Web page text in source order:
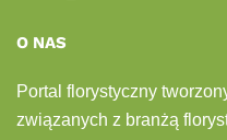
O NAS
Portal florystyczny
związanych z branżą